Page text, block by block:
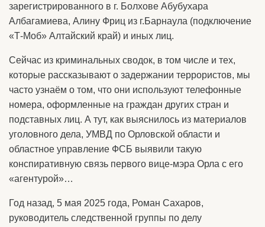
зарегистрированного в г. Болхове Абубухара
Албагамиева, Алину Фриц из г.Барнаула (подключение
«Т-Моб» Алтайский край) и иных лиц.
Сейчас из криминальных сводок, в том числе и тех,
которые рассказывают о задержании террористов, мы
часто узнаём о том, что они используют телефонные
номера, оформленные на граждан других стран и
подставных лиц. А тут, как выяснилось из материалов
уголовного дела, УМВД по Орловской области и
областное управление ФСБ выявили такую
конспиративную связь первого вице-мэра Орла с его
«агентурой»…
Год назад, 5 мая 2025 года, Роман Сахаров,
руководитель следственной группы по делу